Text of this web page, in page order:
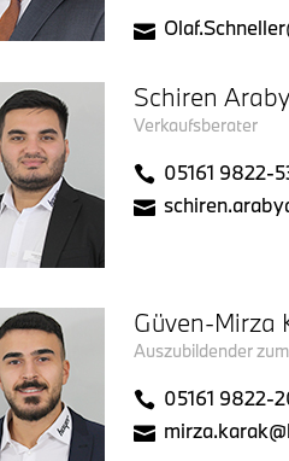
Schiren
Verkaufsberater
05161 9822-
Güven-Mirza
Auszubildender
05161 9822-